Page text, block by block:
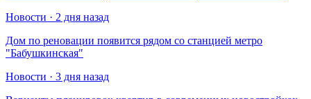
Новости · 2 дня назад
Дом по реновации появится рядом со станцией метро
"Бабушкинская"
Новости · 3 дня назад